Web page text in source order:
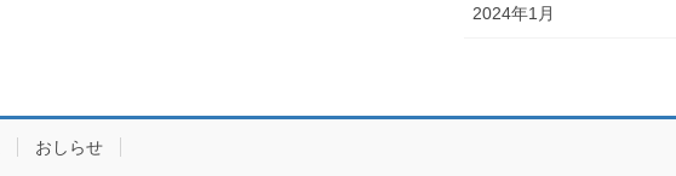
2024年1月
おしらせ